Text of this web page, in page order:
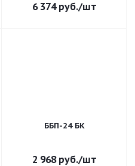
6 374руб./шт
ББП-24 БК
2 968руб./шт